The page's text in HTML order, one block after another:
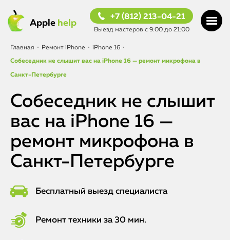
Apple help
+7 (812) 213-04-21
Выезд мастеров с 9:00 до 21:00
Главная • Ремонт iPhone • iPhone 16 •
Собеседник не слышит вас на iPhone 16 — ремонт микрофона в
Санкт-Петербурге
Собеседник не слышит
вас на iPhone 16 —
ремонт микрофона в
Санкт-Петербурге
Бесплатный выезд специалиста
Ремонт техники за 30 мин.